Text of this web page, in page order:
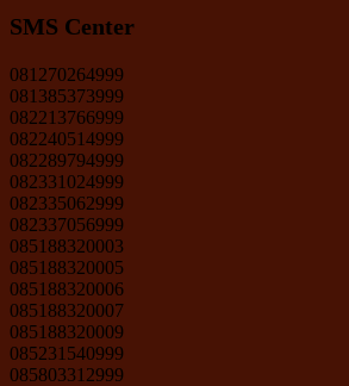
SMS Center
081270264999
081385373999
082213766999
082240514999
082289794999
082331024999
082335062999
082337056999
085188320003
085188320005
085188320006
085188320007
085188320009
085231540999
085803312999